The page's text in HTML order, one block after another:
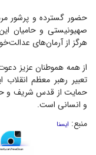
حضور گسترده و پرشور
صهیونیستی و حامیان
هرگز از آرمان‌های
از همه هموطنان عزیز
تعبیر رهبر معظم
حمایت از قدس شریف و
و انسانی است.
منبع: ایسنا